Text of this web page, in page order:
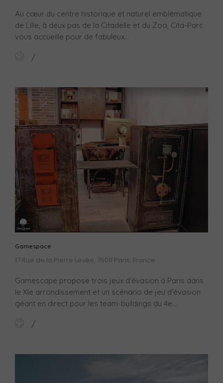
Au cœur du centre historique et naturel emblématique
de Lille, à deux pas de la Citadelle et du Zoo, Cita-Parc
vous accueille pour de fabuleux...
Gamespace
17 Rue de la Pierre Levée, 75011 Paris, France
Gamescape propose trois jeux d'évasion à Paris dans
le XIe arrondissement et un scénario de jeu d'évasion
géant en direct pour les team-buildings du 4e...